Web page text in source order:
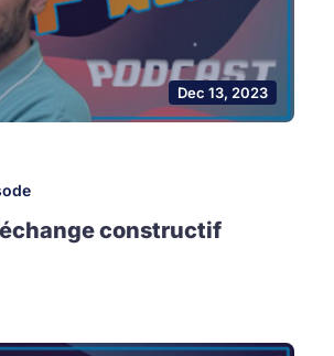
Dec 13, 2023
échange constructif